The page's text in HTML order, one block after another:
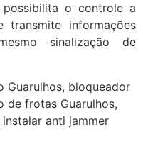
o controle a
transmite informações
sinalização de
Guarulhos, bloqueador
de frotas Guarulhos,
anti jammer